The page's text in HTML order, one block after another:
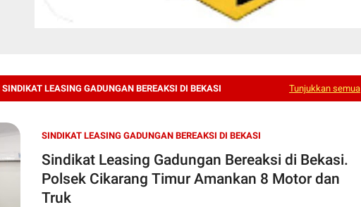
SINDIKAT LEASING GADUNGAN BEREAKSI DI BEKASI Tunjukkan semua
SINDIKAT LEASING GADUNGAN BEREAKSI DI BEKASI
Sindikat Leasing Gadungan Bereaksi di Bekasi.
Polsek Cikarang Timur Amankan 8 Motor dan
Truk